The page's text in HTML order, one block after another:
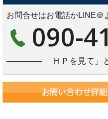
お問合せはお電話かLINE＠
090-
「ＨＰを見て」